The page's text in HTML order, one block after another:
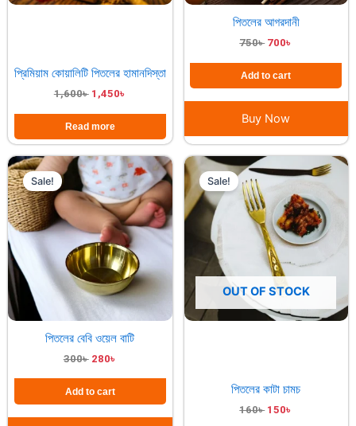
প্রিমিয়াম কোয়ালিটি পিতলের হামানদিস্তা
1,600৳ 1,450৳
Read more
পিতলের আগরদানী
750৳ 700৳
Add to cart
Buy Now
Sale!
পিতলের বেবি ওয়েল বাটি
300৳
Original
price
was:
300৳ .
280৳
Current
price
is:
280৳ .
Add to cart
OUT OF STOCK
Sale!
পিতলের কাটা চামচ
160৳
price
160৳ .
150৳
Current
price
150৳ .